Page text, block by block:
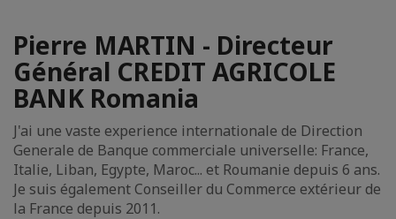
Pierre MARTIN - Directeur
Général CREDIT AGRICOLE
BANK Romania
J'ai une vaste experience internationale de Direction
Generale de Banque commerciale universelle: France,
Italie, Liban, Egypte, Maroc... et Roumanie depuis 6 ans.
Je suis également Conseiller du Commerce extérieur de
la France depuis 2011.